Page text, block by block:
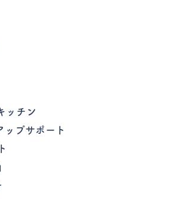
ッチン
ップサポート